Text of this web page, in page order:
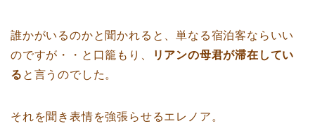
誰かがいるのかと聞かれると、単なる宿泊客ならいい
のですが・・と口籠もり、
リアンの母君が滞在してい
る と言うのでした。
それを聞き表情を強張らせるエレノア。